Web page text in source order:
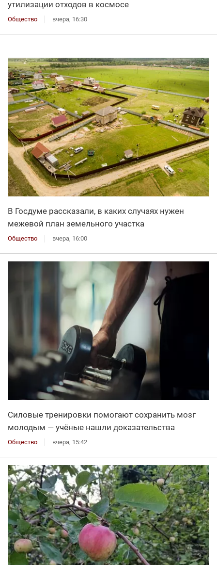
утилизации отходов в космосе
Общество вчера, 16:30
В Госдуме рассказали, в каких случаях нужен
межевой план земельного участка
Общество вчера, 16:00
Силовые тренировки помогают сохранить мозг
молодым — учёные нашли доказательства
Общество вчера, 15:42